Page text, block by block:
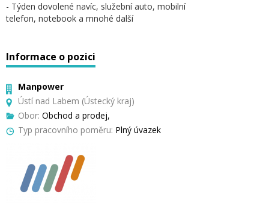
- Týden dovolené navíc, služební auto, mobilní
telefon, notebook a mnohé další
Informace o pozici
Manpower
Ústí nad Labem (Ústecký kraj)
Obor: Obchod a prodej,
Typ pracovního poměru: Plný úvazek